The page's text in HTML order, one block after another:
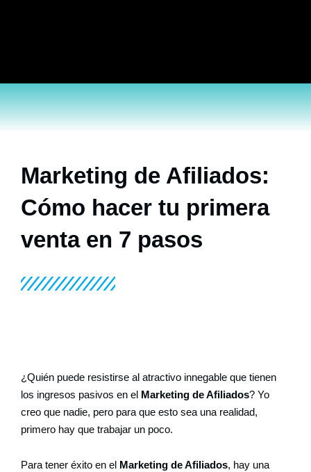
Marketing de Afiliados:
Cómo hacer tu primera
venta en 7 pasos
¿Quién puede resistirse al atractivo innegable que tienen
los ingresos pasivos en el Marketing de Afiliados? Yo
creo que nadie, pero para que esto sea una realidad,
primero hay que trabajar un poco.
Para tener éxito en el Marketing de Afiliados, hay una